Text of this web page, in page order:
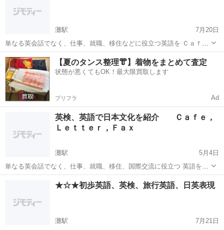
灘駅
7月20日
単なる英会話でなく、仕事、就職、移住などに役立つ英語を Ｃａｆ
ｅ，Ｌｅｔｔｅｒ，Ｆａｘで学びませんか。 旅行会社、航空、外資
系、ＪＲなどは英検の合格者が 有利です。仕事では英語を書く、話す
を重視しています。 土、日、...
兵庫 灘駅 英検
【夏のタンス整理👘】着物をまとめて査定
状態が悪くてもOK！最大限買取します
プリフラ Ad
英検、英語で日本文化を紹介 Ｃａｆｅ，
Ｌｅｔｔｅｒ，Ｆａｘ
灘駅
5月4日
単なる英会話でなく、仕事、就職、移住、国際交流に役立つ 英語を学
びませんか。英語は氷山のごとく見えないところ （単語、熟語、文
法、文化の違い、表現の違い・・・）が 決め手です。一歩一歩学びま
英検 文化
★☆★初歩英語、英検、旅行英語、日英表現
灘駅 7月21日